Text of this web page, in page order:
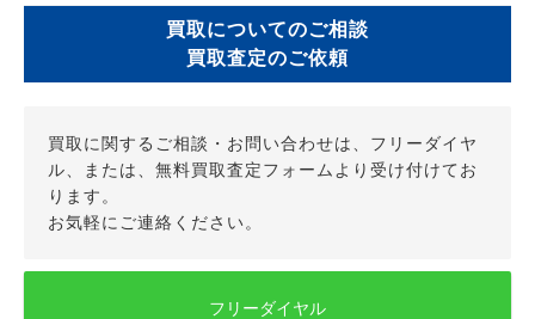
買取についてのご相談
買取査定のご依頼
買取に関するご相談・お問い合わせは、フリーダイヤ
ル、または、無料買取査定フォームより受け付けてお
ります。
お気軽にご連絡ください。
フリーダイヤル